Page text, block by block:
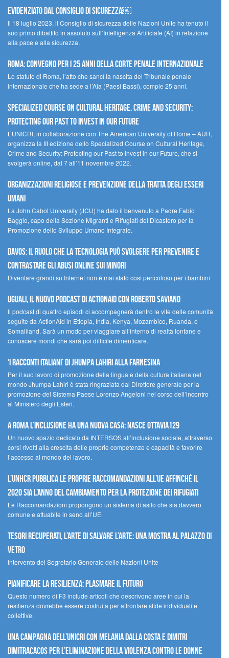
evidenziato dal Consiglio di Sicurezza￼
Il 18 luglio 2023, il Consiglio di sicurezza delle Nazioni Unite ha tenuto il
suo primo dibattito in assoluto sull’Intelligenza Artificiale (AI) in relazione
alla pace e alla sicurezza.
Roma: convegno per i 25 anni della Corte penale internazionale
Lo statuto di Roma, l’atto che sancì la nascita del Tribunale penale
internazionale che ha sede a l’Aia (Paesi Bassi), compie 25 anni.
Specialized Course on Cultural Heritage, Crime and Security:
Protecting our Past to Invest in our Future
L’UNICRI, in collaborazione con The American University of Rome – AUR,
organizza la III edizione dello Specialized Course on Cultural Heritage,
Crime and Security: Protecting our Past to Invest in our Future, che si
svolgerà online, dal 7 all’11 novembre 2022.
Organizzazioni religiose e prevenzione della tratta degli esseri
umani
La John Cabot University (JCU) ha dato il benvenuto a Padre Fabio
Baggio, capo della Sezione Migranti e Rifugiati del Dicastero per la
Promozione dello Sviluppo Umano Integrale.
Davos: il ruolo che la tecnologia può svolgere per prevenire e
contrastare gli abusi online sui minori
Diventare grandi su Internet non è mai stato così pericoloso per i bambini
UGUALI, il nuovo podcast di ACTIONAID con Roberto Saviano
Il podcast di quattro episodi ci accompagnerà dentro le vite delle comunità
seguite da ActionAid in Etiopia, India, Kenya, Mozambico, Ruanda, e
Somaliland. Sarà un modo per viaggiare all’interno di realtà lontane e
conoscere mondi che sarà poi difficile dimenticare.
‘I racconti italiani’ di Jhumpa Lahiri alla Farnesina
Per il suo lavoro di promozione della lingua e della cultura italiana nel
mondo Jhumpa Lahiri è stata ringraziata dal Direttore generale per la
promozione del Sistema Paese Lorenzo Angeloni nel corso dell’incontro
al Ministero degli Esteri.
A Roma l’inclusione ha una nuova casa: nasce Ottavia129
Un nuovo spazio dedicato da INTERSOS all’inclusione sociale, attraverso
corsi rivolti alla crescita delle proprie competenze e capacità e favorire
l’accesso al mondo del lavoro.
L’UNHCR pubblica le proprie raccomandazioni all’UE affinché il
2020 sia l’anno del cambiamento per la protezione dei rifugiati
Le Raccomandazioni propongono un sistema di asilo che sia davvero
comune e attuabile in seno all’UE.
Tesori recuperati, l’arte di salvare l’arte: una mostra al Palazzo di
Vetro
Intervento del Segretario Generale delle Nazioni Unite
Pianificare la resilienza: plasmare il futuro
Questo numero di F3 include articoli che descrivono aree in cui la
resilienza dovrebbe essere costruita per affrontare sfide individuali e
collettive.
Una campagna dell’UNICRI con Melania Dalla Costa e Dimitri
Dimitracacos per l’eliminazione della violenza contro le donne